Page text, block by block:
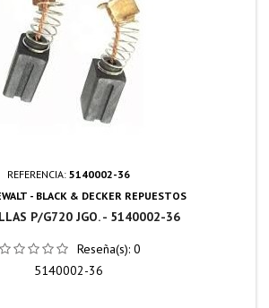
REFERENCIA: 5140002-36
- BLACK & DECKER REPUESTOS
P/G720 JGO. - 5140002-36
Reseña(s): 0
5140002-36